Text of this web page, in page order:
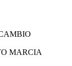
MARCIA